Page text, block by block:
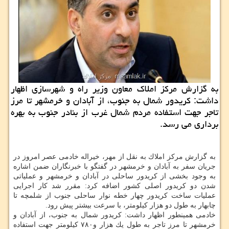
به گزارش مركز املاك معاون وزیر راه و شهرسازی اظهار
داشت: كریدور شمال به جنوب، از آبادان و خرمشهر تا مرز
تاجر جهت استفاده مردم شمال غرب از بنادر جنوب به بهره
برداری می رسد.
به گزارش مركز املاك به نقل از مهر، خیراله خادمی عصر امروز در
جریان سفر به آبادان و خرمشهر در گفتگو با خبرنگاران ضمن اشاره
به وجود بخشی از كریدور ساحلی در آبادان و خرمشهر و عملیاتی
شدن دو كریدور اصلی كشور اضافه كرد: مقرر شد كار اجرایی
عملیات ساخت كریدور چهار خطه نوار ساحلی جنوب از شلمچه تا
چابهار به طول دو هزار كیلومتر، با سرعت بیشتر پیش رود.
خادمی همینطور اظهار داشت: كریدور شمال به جنوب، از آبادان و
خرمشهر تا مرز تاجر به طول یك هزار و۷۸۰ كیلومتر جهت استفاده